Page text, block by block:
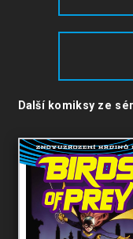
Další komiksy ze